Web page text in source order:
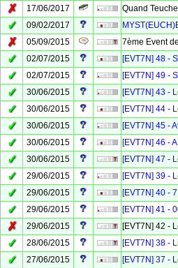
✗ 17/06/2017
Quand
✓ 09/02/2017
✗ 05/09/2015
7ème Event
✓ 02/07/2015
[EVT7N] 48 -
✓ 02/07/2015
[EVT7N] 49 -
✓ 30/06/2015
[EVT7N] 43 -
✓ 30/06/2015
[EVT7N] 44 -
✓ 30/06/2015
[EVT7N] 45 -
✓ 30/06/2015
[EVT7N] 46 -
✓ 30/06/2015
[EVT7N] 47 -
✓ 29/06/2015
[EVT7N] 39 -
✓ 29/06/2015
[EVT7N] 40 -
✓ 29/06/2015
[EVT7N] 41 -
✗ 29/06/2015
[EVT7N] 42 -
✓ 28/06/2015
[EVT7N] 38 -
✓ 27/06/2015
[EVT7N] 37 -